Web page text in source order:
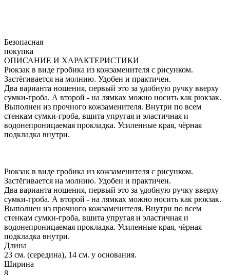
Безопасная
покупка
ОПИСАНИЕ И ХАРАКТЕРИСТИКИ
Рюкзак в виде гробика из кожзаменителя с рисунком.
Застёгивается на молнию. Удобен и практичен.
Два варианта ношения, первый это за удобную ручку вверху
сумки-гроба. А второй - на лямках можно носить как рюкзак.
Выполнен из прочного кожзаменителя. Внутри по всем
стенкам сумки-гроба, вшита упругая и эластичная и
водонепроницаемая прокладка. Усиленные края, чёрная
подкладка внутри.
Рюкзак в виде гробика из кожзаменителя с рисунком.
Застёгивается на молнию. Удобен и практичен.
Два варианта ношения, первый это за удобную ручку вверху
сумки-гроба. А второй - на лямках можно носить как рюкзак.
Выполнен из прочного кожзаменителя. Внутри по всем
стенкам сумки-гроба, вшита упругая и эластичная и
водонепроницаемая прокладка. Усиленные края, чёрная
подкладка внутри.
Длина
23 см. (середина), 14 см. у основания.
Ширина
8